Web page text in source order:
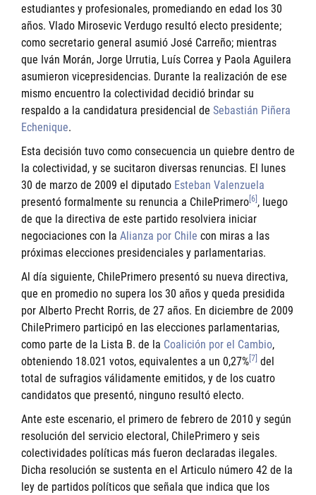
estudiantes y profesionales, promediando en edad los 30
años. Vlado Mirosevic Verdugo resultó electo presidente;
como secretario general asumió José Carreño; mientras
que Iván Morán, Jorge Urrutia, Luís Correa y Paola Aguilera
asumieron vicepresidencias. Durante la realización de ese
mismo encuentro la colectividad decidió brindar su
respaldo a la candidatura presidencial de Sebastián Piñera
Echenique.
Esta decisión tuvo como consecuencia un quiebre dentro de
la colectividad, y se sucitaron diversas renuncias. El lunes
30 de marzo de 2009 el diputado Esteban Valenzuela
presentó formalmente su renuncia a ChilePrimero [6] , luego
de que la directiva de este partido resolviera iniciar
negociaciones con la Alianza por Chile con miras a las
próximas elecciones presidenciales y parlamentarias.
Al día siguiente, ChilePrimero presentó su nueva directiva,
que en promedio no supera los 30 años y queda presidida
por Alberto Precht Rorris, de 27 años. En diciembre de 2009
ChilePrimero participó en las elecciones parlamentarias,
como parte de la Lista B. de la Coalición por el Cambio,
obteniendo 18.021 votos, equivalentes a un 0,27% [7] del
total de sufragios válidamente emitidos, y de los cuatro
candidatos que presentó, ninguno resultó electo.
Ante este escenario, el primero de febrero de 2010 y según
resolución del servicio electoral, ChilePrimero y seis
colectividades políticas más fueron declaradas ilegales.
Dicha resolución se sustenta en el Articulo número 42 de la
ley de partidos políticos que señala que indica que los